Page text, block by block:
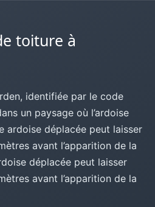
toiture à
identifiée par le code
un paysage où l’ardoise
ardoise déplacée peut laisser
avant l’apparition de la
déplacée peut laisser
avant l’apparition de la